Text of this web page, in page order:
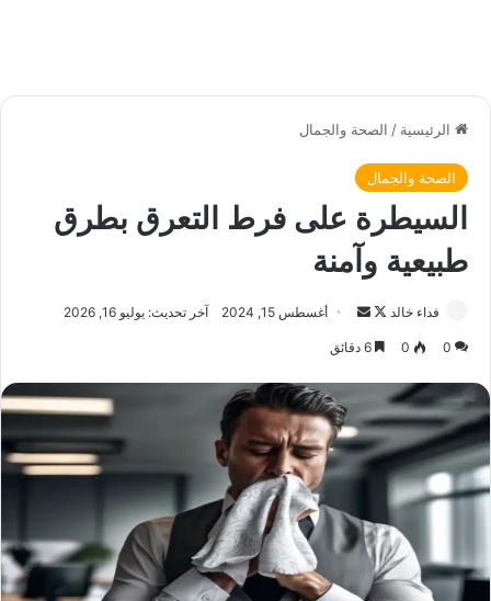
الرئيسية / الصحة والجمال
الصحة والجمال
السيطرة على فرط التعرق بطرق
طبيعية وآمنة
فداء خالد
ت
ا
ع
ل ر
ا
إ
أغسطس 15, 2024 آخر تحديث: يوليو 16, 2026
0
0